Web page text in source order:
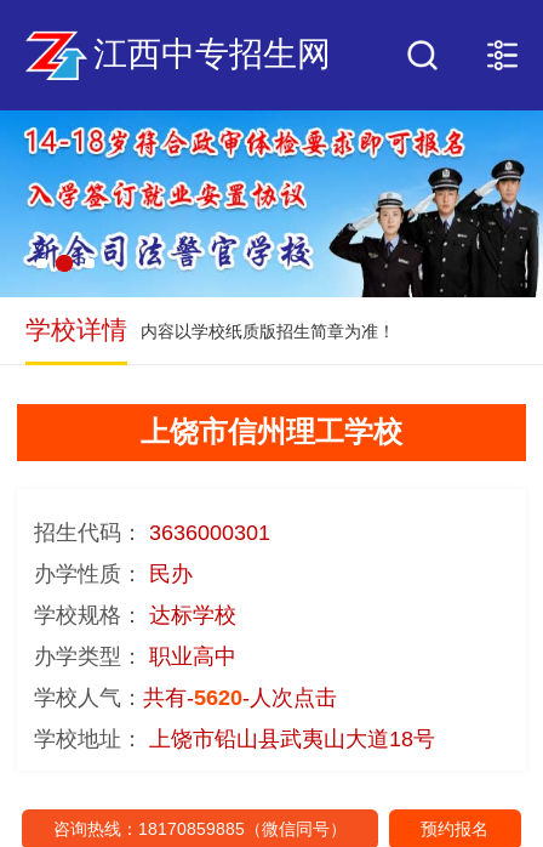
江西中专招生网
学校详情 内容以学校纸质版招生简章为准！
上饶市信州理工学校
招生代码：
3636000301
办学性质：
民办
学校规格：
达标学校
办学类型：
职业高中
学校人气： 共有-5620-人次点击
学校地址：
上饶市铅山县武夷山大道18号
咨询热线：18170859885（微信同号） 预约报名